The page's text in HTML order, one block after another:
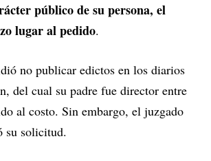
público de su persona, el
lugar al pedido.
no publicar edictos en los diarios
del cual su padre fue director entre
al costo. Sin embargo, el juzgado
su solicitud.